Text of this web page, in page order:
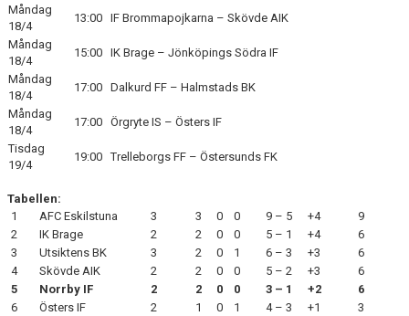
Måndag
18/4
13:00 IF Brommapojkarna – Skövde AIK
Måndag
18/4
15:00 IK Brage – Jönköpings Södra IF
Måndag
18/4
17:00 Dalkurd FF – Halmstads BK
Måndag
18/4
17:00 Örgryte IS – Östers IF
Tisdag
19/4
19:00 Trelleborgs FF – Östersunds FK
Tabellen:
1
AFC Eskilstuna 3 3 0 0 9 – 5 +4
9
2
IK Brage 2 2 0 0 5 – 1 +4
6
3
Utsiktens BK 3 2 0 1 6 – 3 +3
6
4
Skövde AIK 2 2 0 0 5 – 2 +3
6
5
Norrby IF 2 2 0 0 3 – 1 +2
6
6
Östers IF 2 1 0 1 4 – 3 +1
3